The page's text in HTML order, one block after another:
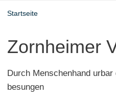
Startseite
Zornheimer
Durch Menschenhand
besungen